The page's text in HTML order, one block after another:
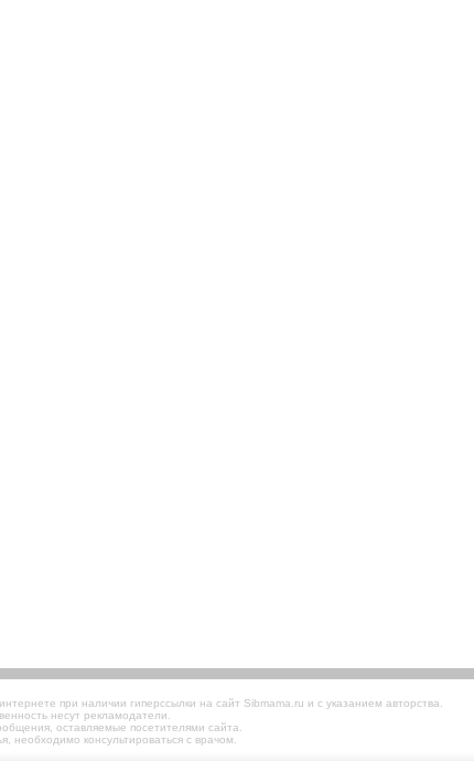
при наличии гиперссылки на сайт Sibmama.ru и с указанием авторства.
несут рекламодатели.
оставляемые посетителями сайта.
необходимо консультироваться с врачом.